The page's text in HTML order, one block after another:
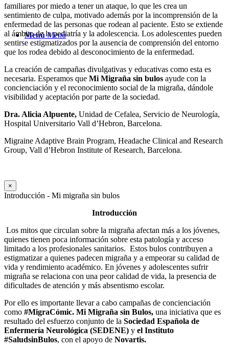
Menú Menú
familiares por miedo a tener un ataque, lo que les crea un
sentimiento de culpa, motivado además por la incomprensión de la
enfermedad de las personas que rodean al paciente. Esto se extiende
al ámbito de la pediatría y la adolescencia. Los adolescentes pueden
sentirse estigmatizados por la ausencia de comprensión del entorno
que los rodea debido al desconocimiento de la enfermedad.
La creación de campañas divulgativas y educativas como esta es
necesaria. Esperamos que Mi Migraña sin bulos ayude con la
concienciación y el reconocimiento social de la migraña, dándole
visibilidad y aceptación por parte de la sociedad.
Dra. Alicia Alpuente, Unidad de Cefalea, Servicio de Neurología,
Hospital Universitario Vall d’Hebron, Barcelona.
Migraine Adaptive Brain Program, Headache Clinical and Research
Group, Vall d’Hebron Institute of Research, Barcelona.
×
Introducción - Mi migraña sin bulos
Introducción
Los mitos que circulan sobre la migraña afectan más a los jóvenes,
quienes tienen poca información sobre esta patología y acceso
limitado a los profesionales sanitarios. Estos bulos contribuyen a
estigmatizar a quienes padecen migraña y a empeorar su calidad de
vida y rendimiento académico. En jóvenes y adolescentes sufrir
migraña se relaciona con una peor calidad de vida, la presencia de
dificultades de atención y más absentismo escolar.
Por ello es importante llevar a cabo campañas de concienciación
como #MigraCómic. Mi Migraña sin Bulos, una iniciativa que es
resultado del esfuerzo conjunto de la Sociedad Española de
Enfermería Neurológica (SEDENE) y el Instituto
#SaludsinBulos, con el apoyo de Novartis.